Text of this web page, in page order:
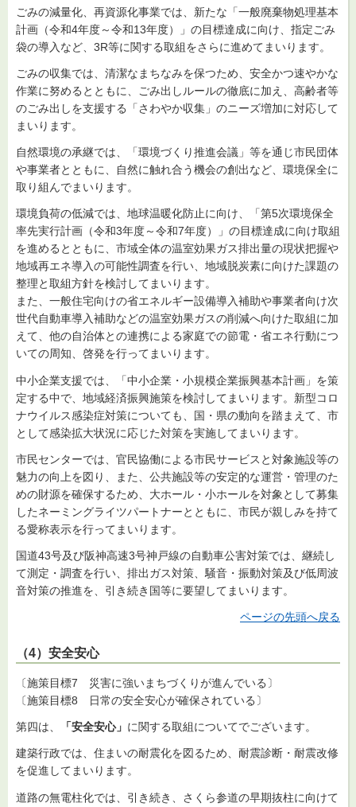
ごみの減量化、再資源化事業では、新たな「一般廃棄物処理基本
計画（令和4年度～令和13年度）」の目標達成に向け、指定ごみ
袋の導入など、3R等に関する取組をさらに進めてまいります。
ごみの収集では、清潔なまちなみを保つため、安全かつ速やかな
作業に努めるとともに、ごみ出しルールの徹底に加え、高齢者等
のごみ出しを支援する「さわやか収集」のニーズ増加に対応して
まいります。
自然環境の承継では、「環境づくり推進会議」等を通じ市民団体
や事業者とともに、自然に触れ合う機会の創出など、環境保全に
取り組んでまいります。
環境負荷の低減では、地球温暖化防止に向け、「第5次環境保全
率先実行計画（令和3年度～令和7年度）」の目標達成に向け取組
を進めるとともに、市域全体の温室効果ガス排出量の現状把握や
地域再エネ導入の可能性調査を行い、地域脱炭素に向けた課題の
整理と取組方針を検討してまいります。
また、一般住宅向けの省エネルギー設備導入補助や事業者向け次
世代自動車導入補助などの温室効果ガスの削減へ向けた取組に加
えて、他の自治体との連携による家庭での節電・省エネ行動につ
いての周知、啓発を行ってまいります。
中小企業支援では、「中小企業・小規模企業振興基本計画」を策
定する中で、地域経済振興施策を検討してまいります。新型コロ
ナウイルス感染症対策についても、国・県の動向を踏まえて、市
として感染拡大状況に応じた対策を実施してまいります。
市民センターでは、官民協働による市民サービスと対象施設等の
魅力の向上を図り、また、公共施設等の安定的な運営・管理のた
めの財源を確保するため、大ホール・小ホールを対象として募集
したネーミングライツパートナーとともに、市民が親しみを持て
る愛称表示を行ってまいります。
国道43号及び阪神高速3号神戸線の自動車公害対策では、継続し
て測定・調査を行い、排出ガス対策、騒音・振動対策及び低周波
音対策の推進を、引き続き国等に要望してまいります。
ページの先頭へ戻る
（4）安全安心
〔施策目標7 災害に強いまちづくりが進んでいる〕
〔施策目標8 日常の安全安心が確保されている〕
第四は、 「安全安心」 に関する取組についてでございます。
建築行政では、住まいの耐震化を図るため、耐震診断・耐震改修
を促進してまいります。
道路の無電柱化では、引き続き、さくら参道の早期抜柱に向けて